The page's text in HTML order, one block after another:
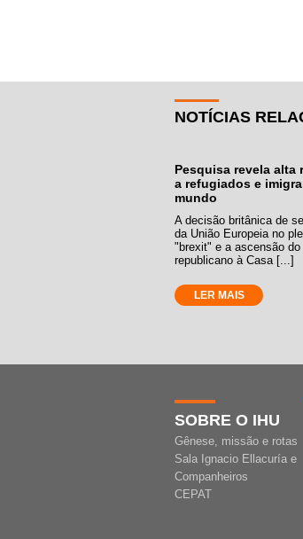
NOTÍCIAS
Pesquisa revela alta
a refugiados e
mundo
A decisão britânica de
da União Europeia no
"brexit" e a ascensão do
republicano à Casa [...]
LER MAIS
SOBRE O IHU
Gênese, missão e rotas
Sala Ignacio Ellacuría e
Companheiros
CEPAT